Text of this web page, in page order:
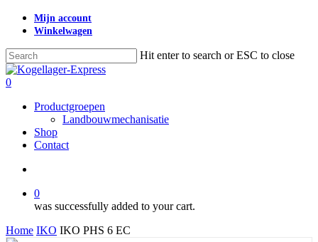
Skip
content
Mijn account
Winkelwagen
Hit enter to search or ESC to close
Close
Search
search
0
Productgroepen
Landbouwmechanisatie
Shop
Contact
0
was successfully added to your cart.
Home IKO IKO PHS 6 EC